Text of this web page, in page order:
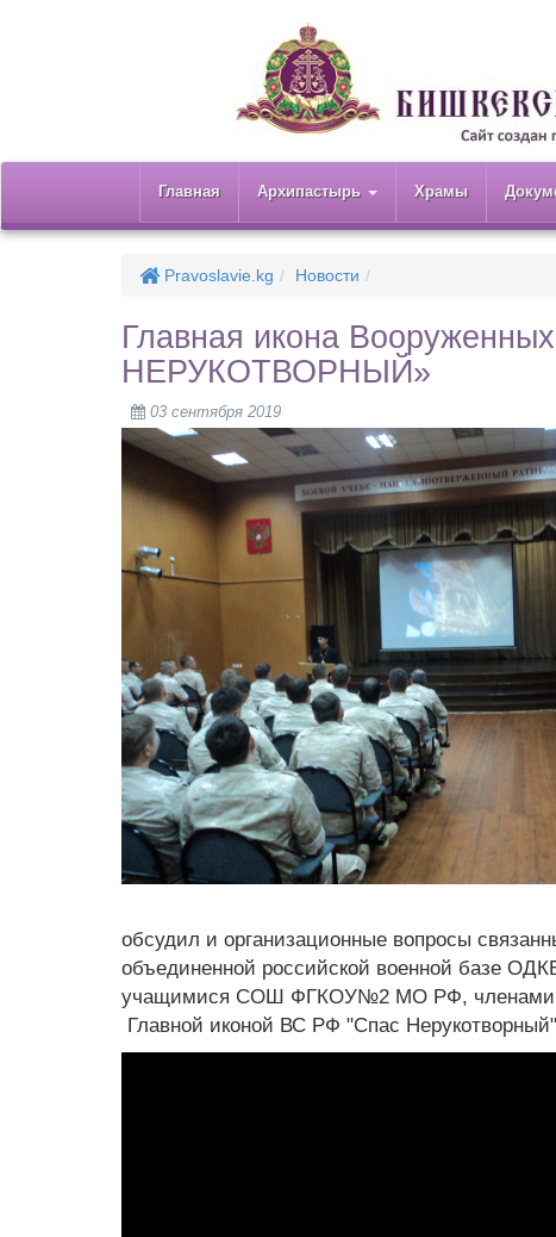
Главная Архипастырь Храмы
Pravoslavie.kg Новости
Главная икона
НЕРУКОТВОРНЫЙ»
03 сентября 2019
обсудил и организационные вопросы
объединенной российской военной базе
учащимися СОШ ФГКОУ№2 МО РФ, членами
Главной иконой ВС РФ "Спас